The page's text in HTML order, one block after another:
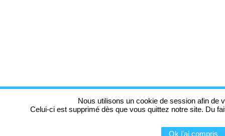
Nous utilisons un cookie de session afin de
Celui-ci est supprimé dès que vous quittez notre site. Du
Ok j'ai compris